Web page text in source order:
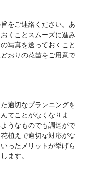
をご連絡ください。あ
くことスムーズに進み
写真を送っておくこと
おりの花苗をご用意で
適切なプランニングを
てことがなくなりま
うなものでも調達がで
植えで適切な対応がな
ったメリットが挙げら
ます。